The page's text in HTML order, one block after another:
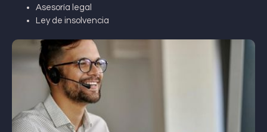
Asesoría legal
Ley de insolvencia